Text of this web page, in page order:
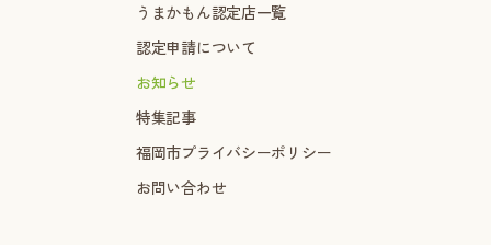
うまかもん認定店一覧
認定申請について
お知らせ
特集記事
福岡市プライバシーポリシー
お問い合わせ